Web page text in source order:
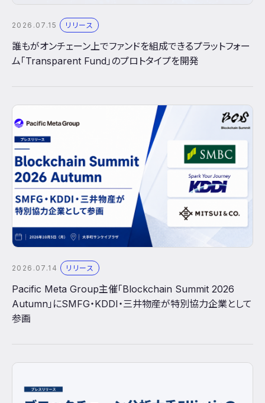
2026.07.15 リリース
誰もがオンチェーン上でファンドを組成できるプラットフォー
ム「Transparent Fund」のプロトタイプを開発
2026.07.14 リリース
Pacific Meta Group主催「Blockchain Summit 2026
Autumn」にSMFG・KDDI・三井物産が特別協力企業として
参画